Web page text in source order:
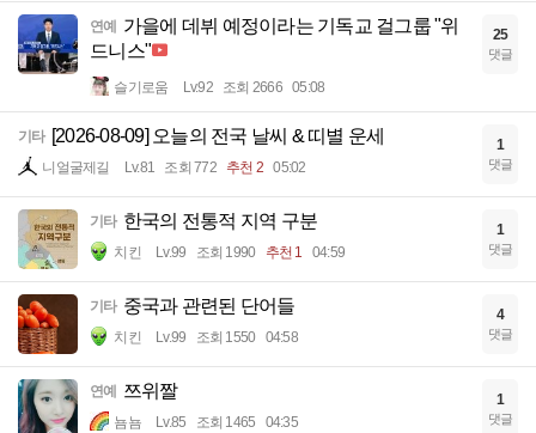
연예
가을에 데뷔 예정이라는 기독교 걸그룹 "위
드니스"
슬기로움 Lv.92 조회 2666 05:08
25
댓글
기타 [2026-08-09] 오늘의 전국 날씨 & 띠별 운세
니얼굴제길 Lv.81 조회 772 추천 2 05:02
1
댓글
기타 한국의 전통적 지역 구분
치킨 Lv.99 조회 1990 추천 1 04:59
1
댓글
기타 중국과 관련된 단어들
치킨 Lv.99 조회 1550 04:58
4
댓글
연예 쯔위짤
뇸뇸 Lv.85 조회 1465 04:35
1
댓글